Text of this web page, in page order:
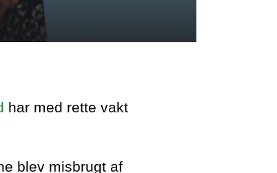
har med rette vakt
blev misbrugt af